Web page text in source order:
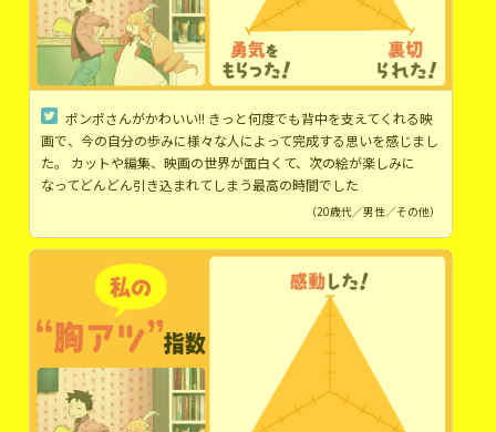
ポンポさんがかわいい!! きっと何度でも背中を支えてくれる映
画で、今の自分の歩みに様々な人によって完成する思いを感じまし
た。 カットや編集、映画の世界が面白くて、次の絵が楽しみに
なってどんどん引き込まれてしまう最高の時間でした
（20歳代／男性／その他）